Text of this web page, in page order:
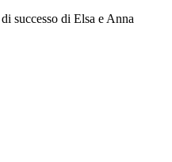
successo di Elsa e Anna